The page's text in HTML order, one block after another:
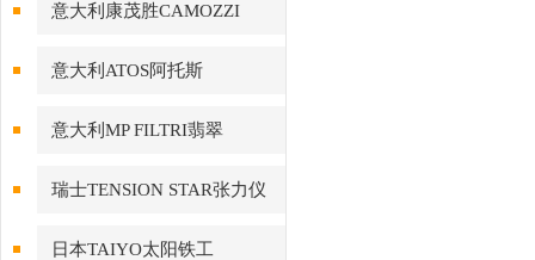
意大利康茂胜CAMOZZI
意大利ATOS阿托斯
意大利MP FILTRI翡翠
瑞士TENSION STAR张力仪
日本TAIYO太阳铁工